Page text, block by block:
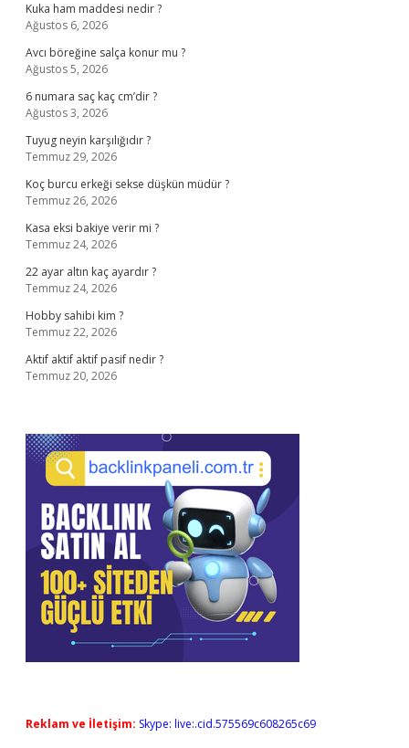
Kuka ham maddesi nedir ?
Ağustos 6, 2026
Avcı böreğine salça konur mu ?
Ağustos 5, 2026
6 numara saç kaç cm’dir ?
Ağustos 3, 2026
Tuyug neyin karşılığıdır ?
Temmuz 29, 2026
Koç burcu erkeği sekse düşkün müdür ?
Temmuz 26, 2026
Kasa eksi bakiye verir mi ?
Temmuz 24, 2026
22 ayar altın kaç ayardır ?
Temmuz 24, 2026
Hobby sahibi kim ?
Temmuz 22, 2026
Aktif aktif aktif pasif nedir ?
Temmuz 20, 2026
Reklam ve İletişim: Skype: live:.cid.575569c608265c69